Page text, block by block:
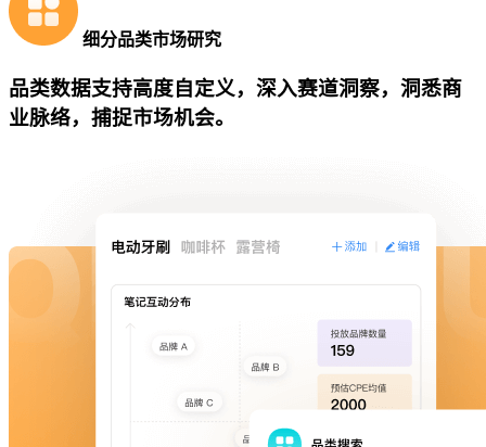
细分品类市场研究
品类数据支持高度自定义，深入赛道洞察，洞悉商
业脉络，捕捉市场机会。